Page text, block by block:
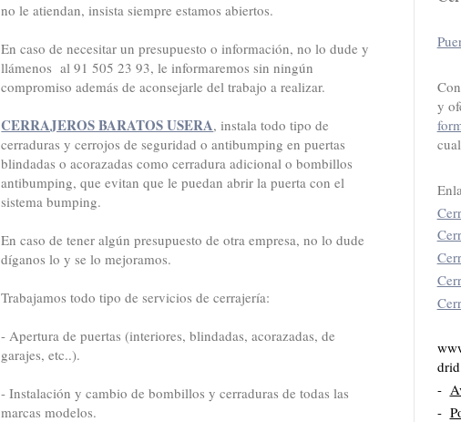
no le atiendan, insista siempre estamos abiertos.
En caso de necesitar un presupuesto o información, no lo dude y
llámenos al 91 505 23 93, le informaremos sin ningún
compromiso además de aconsejarle del trabajo a realizar.
CERRAJEROS BARATOS USERA, instala todo tipo de
cerraduras y cerrojos de seguridad o antibumping en puertas
blindadas o acorazadas como cerradura adicional o bombillos
antibumping, que evitan que le puedan abrir la puerta con el
sistema bumping.
En caso de tener algún presupuesto de otra empresa, no lo dude
díganos lo y se lo mejoramos.
Trabajamos todo tipo de servicios de cerrajería:
- Apertura de puertas (interiores, blindadas, acorazadas, de
garajes, etc..).
- Instalación y cambio de bombillos y cerraduras de todas las
marcas modelos.
y
-
-